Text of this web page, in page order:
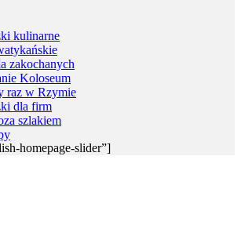
kulinarne
zakochanych
Koloseum
raz w Rzymie
dla firm
szlakiem
homepage-slider”]